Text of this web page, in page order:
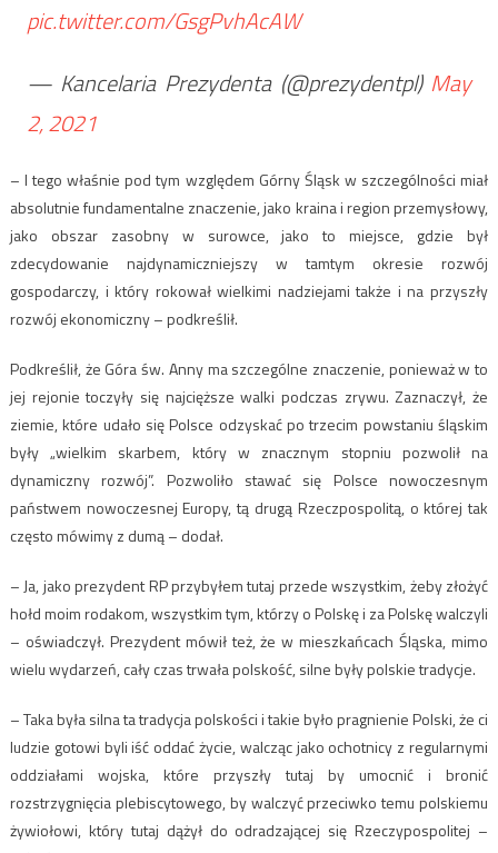
pic.twitter.com/GsgPvhAcAW
— Kancelaria Prezydenta (@prezydentpl) May
2, 2021
– I tego właśnie pod tym względem Górny Śląsk w szczególności miał
absolutnie fundamentalne znaczenie, jako kraina i region przemysłowy,
jako obszar zasobny w surowce, jako to miejsce, gdzie był
zdecydowanie najdynamiczniejszy w tamtym okresie rozwój
gospodarczy, i który rokował wielkimi nadziejami także i na przyszły
rozwój ekonomiczny – podkreślił.
Podkreślił, że Góra św. Anny ma szczególne znaczenie, ponieważ w to
jej rejonie toczyły się najcięższe walki podczas zrywu. Zaznaczył, że
ziemie, które udało się Polsce odzyskać po trzecim powstaniu śląskim
były „wielkim skarbem, który w znacznym stopniu pozwolił na
dynamiczny rozwój”. Pozwoliło stawać się Polsce nowoczesnym
państwem nowoczesnej Europy, tą drugą Rzeczpospolitą, o której tak
często mówimy z dumą – dodał.
– Ja, jako prezydent RP przybyłem tutaj przede wszystkim, żeby złożyć
hołd moim rodakom, wszystkim tym, którzy o Polskę i za Polskę walczyli
– oświadczył. Prezydent mówił też, że w mieszkańcach Śląska, mimo
wielu wydarzeń, cały czas trwała polskość, silne były polskie tradycje.
– Taka była silna ta tradycja polskości i takie było pragnienie Polski, że ci
ludzie gotowi byli iść oddać życie, walcząc jako ochotnicy z regularnymi
oddziałami wojska, które przyszły tutaj by umocnić i bronić
rozstrzygnięcia plebiscytowego, by walczyć przeciwko temu polskiemu
żywiołowi, który tutaj dążył do odradzającej się Rzeczypospolitej –